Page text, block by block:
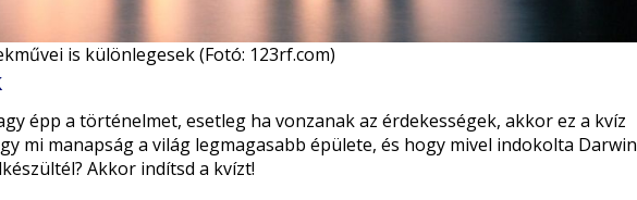
is különlegesek (Fotó: 123rf.com)
épp a történelmet, esetleg ha vonzanak az érdekességek, akkor ez a kvíz
mi manapság a világ legmagasabb épülete, és hogy mivel indokolta Darwin
Akkor indítsd a kvízt!